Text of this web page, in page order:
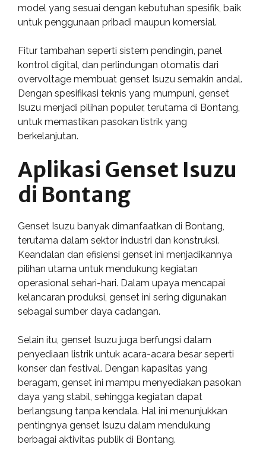
model yang sesuai dengan kebutuhan spesifik, baik
untuk penggunaan pribadi maupun komersial.
Fitur tambahan seperti sistem pendingin, panel
kontrol digital, dan perlindungan otomatis dari
overvoltage membuat genset Isuzu semakin andal.
Dengan spesifikasi teknis yang mumpuni, genset
Isuzu menjadi pilihan populer, terutama di Bontang,
untuk memastikan pasokan listrik yang
berkelanjutan.
Aplikasi Genset Isuzu
di Bontang
Genset Isuzu banyak dimanfaatkan di Bontang,
terutama dalam sektor industri dan konstruksi.
Keandalan dan efisiensi genset ini menjadikannya
pilihan utama untuk mendukung kegiatan
operasional sehari-hari. Dalam upaya mencapai
kelancaran produksi, genset ini sering digunakan
sebagai sumber daya cadangan.
Selain itu, genset Isuzu juga berfungsi dalam
penyediaan listrik untuk acara-acara besar seperti
konser dan festival. Dengan kapasitas yang
beragam, genset ini mampu menyediakan pasokan
daya yang stabil, sehingga kegiatan dapat
berlangsung tanpa kendala. Hal ini menunjukkan
pentingnya genset Isuzu dalam mendukung
berbagai aktivitas publik di Bontang.